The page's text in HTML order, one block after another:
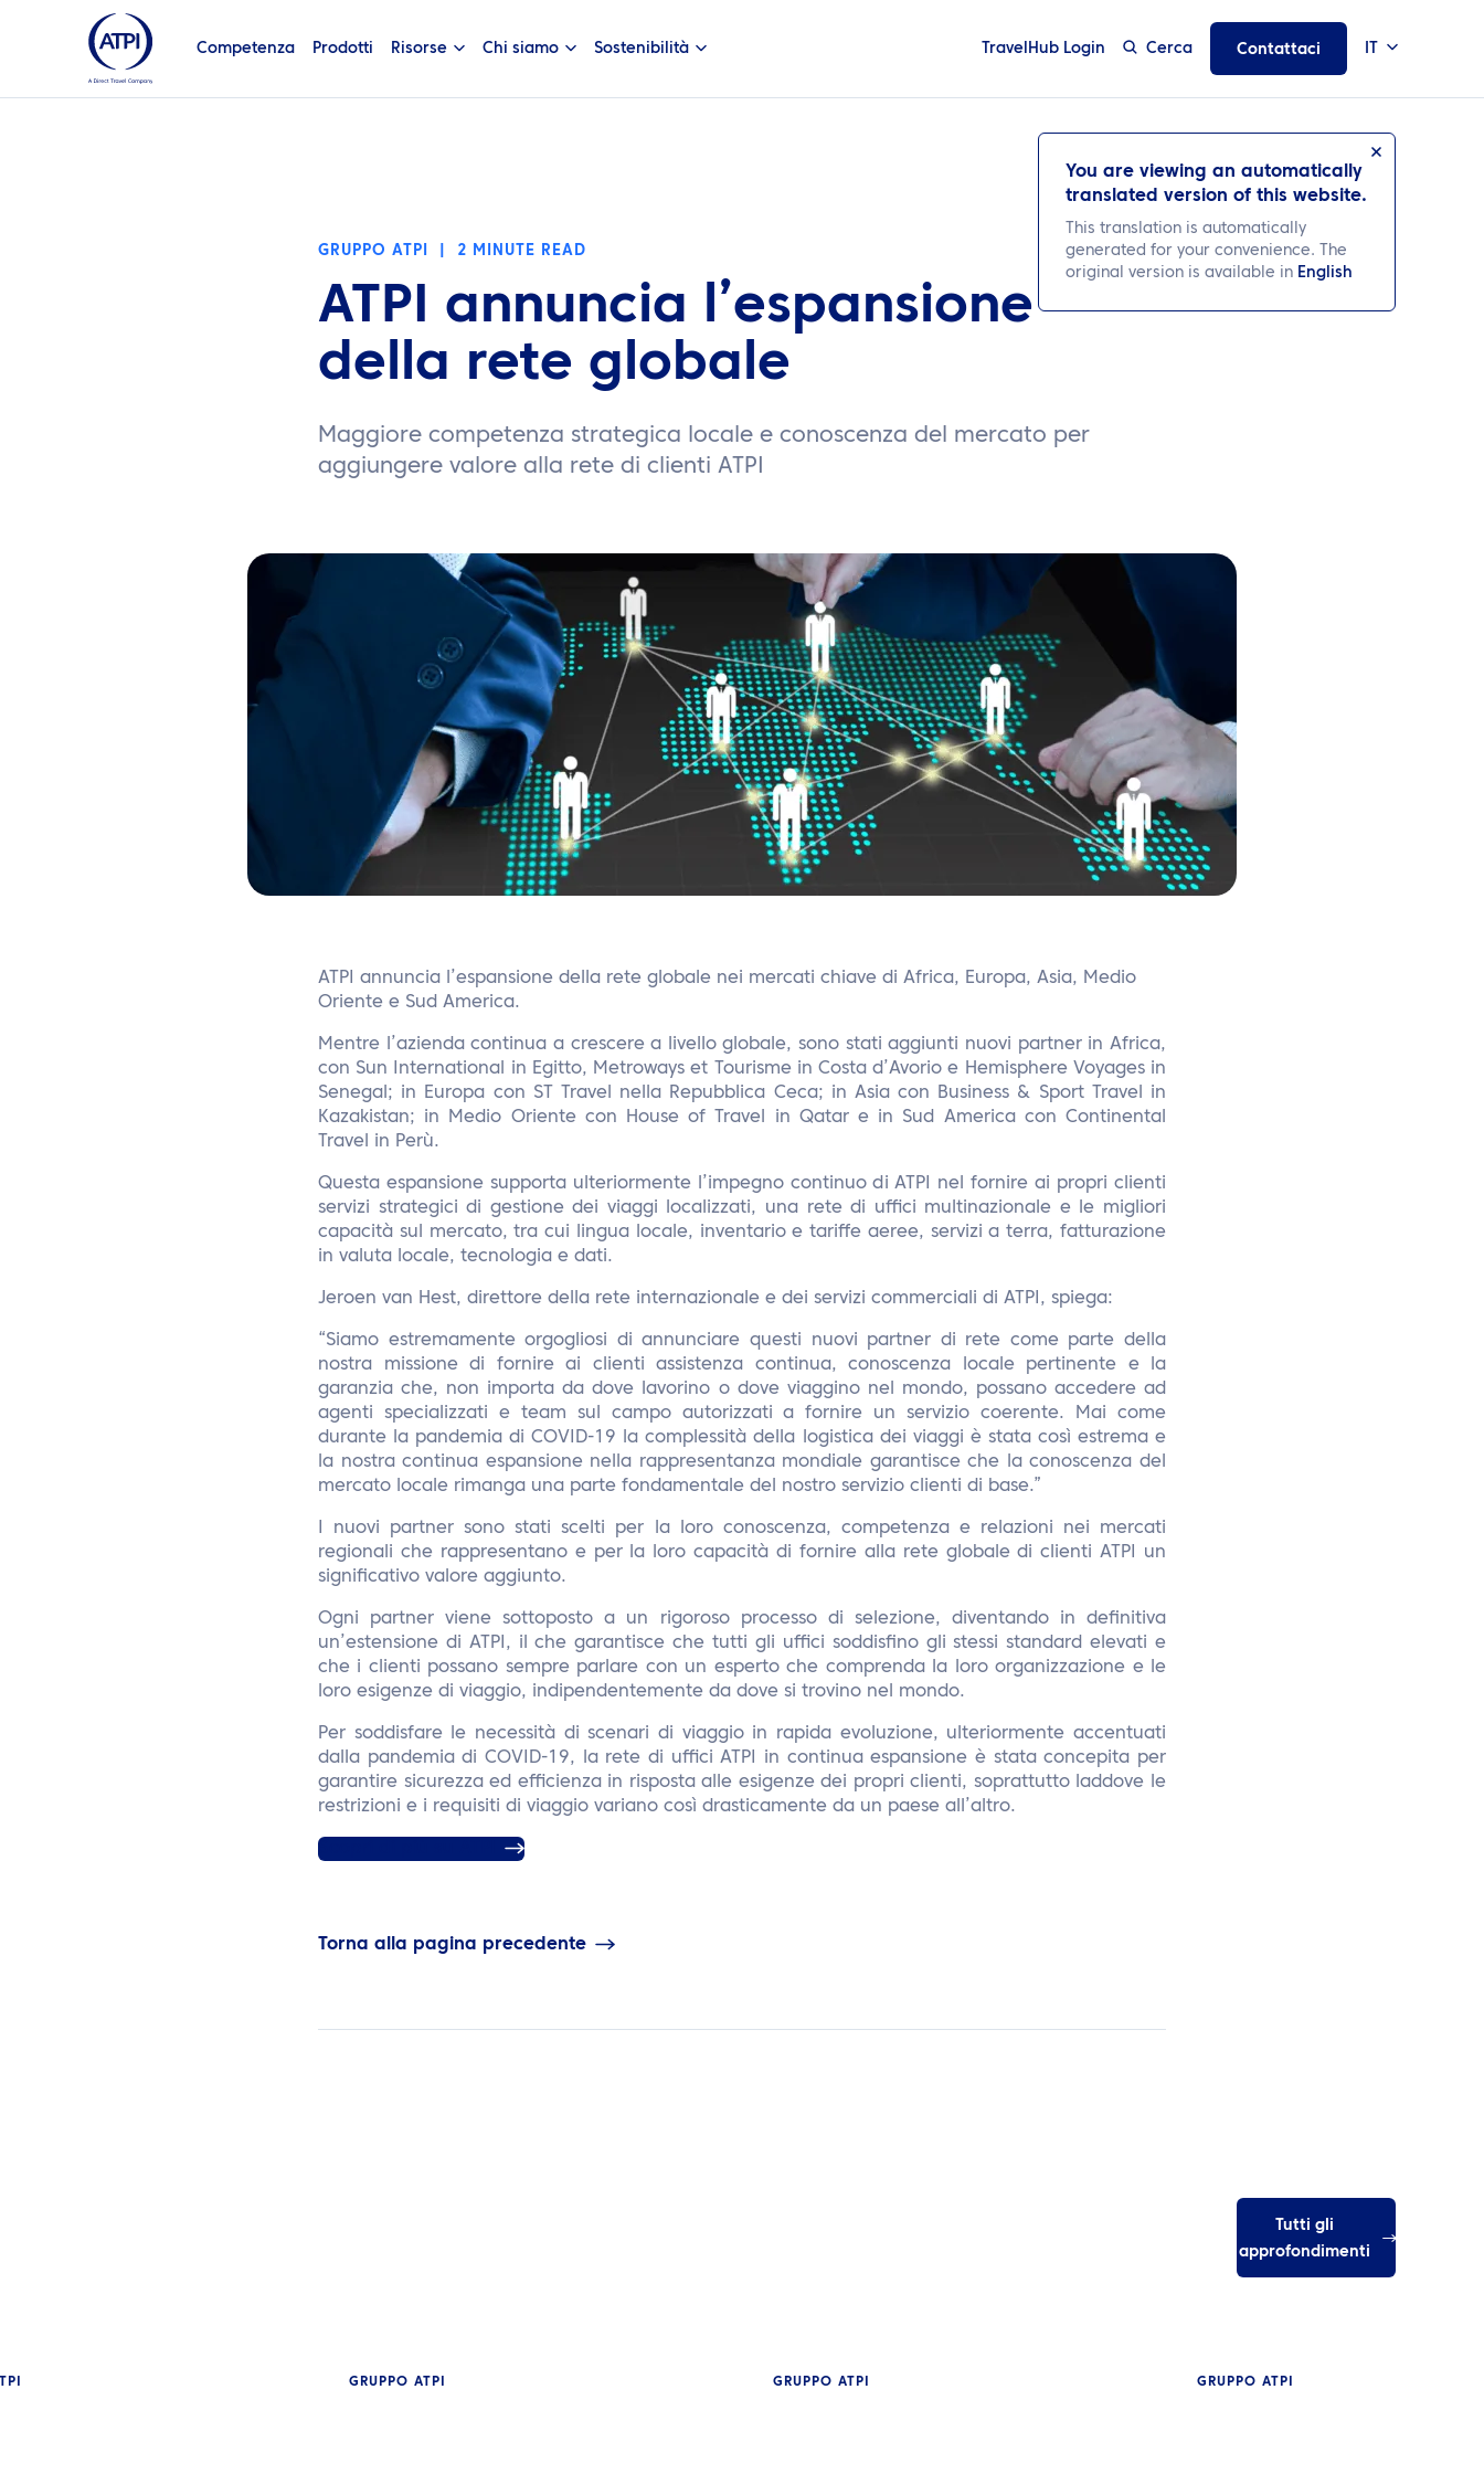
Competenza Prodotti Risorse Chi siamo Sostenibilità TravelHub Login Cerca Contattaci IT
You are viewing an automatically
translated version of this website.
This translation is automatically
generated for your convenience. The
original version is available in English
GRUPPO ATPI 2 MINUTE READ
ATPI annuncia l’espansione
della rete globale
Maggiore competenza strategica locale e conoscenza del mercato per
aggiungere valore alla rete di clienti ATPI
ATPI annuncia l’espansione della rete globale nei mercati chiave di Africa, Europa, Asia, Medio
Oriente e Sud America.
Mentre l’azienda continua a crescere a livello globale, sono stati aggiunti nuovi partner in Africa,
con Sun International in Egitto, Metroways et Tourisme in Costa d’Avorio e Hemisphere Voyages in
Senegal; in Europa con ST Travel nella Repubblica Ceca; in Asia con Business & Sport Travel in
Kazakistan; in Medio Oriente con House of Travel in Qatar e in Sud America con Continental
Travel in Perù.
Questa espansione supporta ulteriormente l’impegno continuo di ATPI nel fornire ai propri clienti
servizi strategici di gestione dei viaggi localizzati, una rete di uffici multinazionale e le migliori
capacità sul mercato, tra cui lingua locale, inventario e tariffe aeree, servizi a terra, fatturazione
in valuta locale, tecnologia e dati.
Jeroen van Hest, direttore della rete internazionale e dei servizi commerciali di ATPI, spiega:
“Siamo estremamente orgogliosi di annunciare questi nuovi partner di rete come parte della
nostra missione di fornire ai clienti assistenza continua, conoscenza locale pertinente e la
garanzia che, non importa da dove lavorino o dove viaggino nel mondo, possano accedere ad
agenti specializzati e team sul campo autorizzati a fornire un servizio coerente. Mai come
durante la pandemia di COVID-19 la complessità della logistica dei viaggi è stata così estrema e
la nostra continua espansione nella rappresentanza mondiale garantisce che la conoscenza del
mercato locale rimanga una parte fondamentale del nostro servizio clienti di base.”
I nuovi partner sono stati scelti per la loro conoscenza, competenza e relazioni nei mercati
regionali che rappresentano e per la loro capacità di fornire alla rete globale di clienti ATPI un
significativo valore aggiunto.
Ogni partner viene sottoposto a un rigoroso processo di selezione, diventando in definitiva
un’estensione di ATPI, il che garantisce che tutti gli uffici soddisfino gli stessi standard elevati e
che i clienti possano sempre parlare con un esperto che comprenda la loro organizzazione e le
loro esigenze di viaggio, indipendentemente da dove si trovino nel mondo.
Per soddisfare le necessità di scenari di viaggio in rapida evoluzione, ulteriormente accentuati
dalla pandemia di COVID-19, la rete di uffici ATPI in continua espansione è stata concepita per
garantire sicurezza ed efficienza in risposta alle esigenze dei propri clienti, soprattutto laddove le
restrizioni e i requisiti di viaggio variano così drasticamente da un paese all’altro.
Torna alla pagina precedente
Tutti gli
approfondimenti
GRUPPO ATPI GRUPPO ATPI GRUPPO ATPI